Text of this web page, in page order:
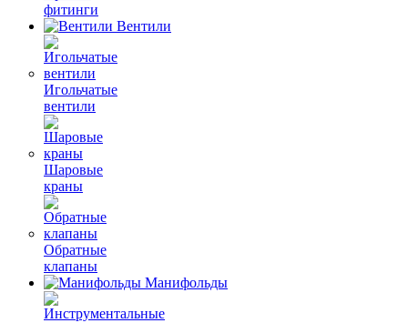
фитинги
Вентили
Игольчатые
вентили
Шаровые
краны
Обратные
клапаны
Манифольды